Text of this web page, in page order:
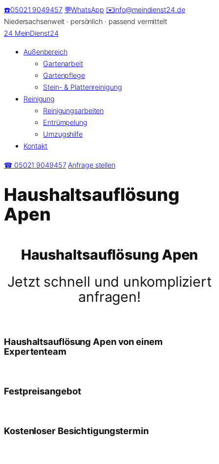
Zum
Inhalt
springen
☎️05021 9049457 💬WhatsApp ✉️info@meindienst24.de
Niedersachsenweit · persönlich · passend vermittelt
24 MeinDienst24
Außenbereich
Gartenarbeit
Gartenpflege
Stein- & Plattenreinigung
Reinigung
Reinigungsarbeiten
Entrümpelung
Umzugshilfe
Kontakt
☎ 05021 9049457 Anfrage stellen
Haushaltsauflösung
Apen
Haushaltsauflösung Apen
Jetzt schnell und unkompliziert
anfragen!
Haushaltsauflösung Apen von einem
Expertenteam
Festpreisangebot
Kostenloser Besichtigungstermin